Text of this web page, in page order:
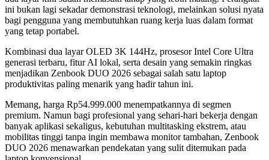
ini bukan lagi sekadar demonstrasi teknologi, melainkan solusi nyata
bagi pengguna yang membutuhkan ruang kerja luas dalam format
yang tetap portabel.
Kombinasi dua layar OLED 3K 144Hz, prosesor Intel Core Ultra
generasi terbaru, fitur AI lokal, serta desain yang semakin ringkas
menjadikan Zenbook DUO 2026 sebagai salah satu laptop
produktivitas paling menarik yang hadir tahun ini.
Memang, harga Rp54.999.000 menempatkannya di segmen
premium. Namun bagi profesional yang sehari-hari bekerja dengan
banyak aplikasi sekaligus, kebutuhan multitasking ekstrem, atau
mobilitas tinggi tanpa ingin membawa monitor tambahan, Zenbook
DUO 2026 menawarkan pendekatan yang sulit ditemukan pada